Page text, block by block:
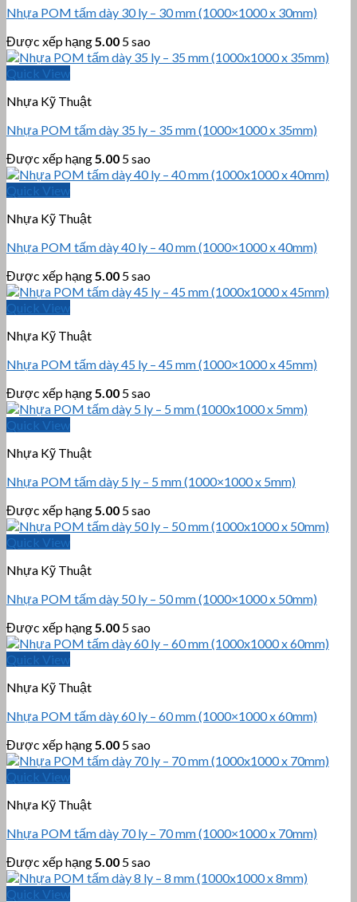
Nhựa POM tấm dày 30 ly – 30 mm (1000×1000 x 30mm)
Được xếp hạng5.00 5 sao
Quick View
Nhựa Kỹ Thuật
Nhựa POM tấm dày 35 ly – 35 mm (1000×1000 x 35mm)
Được xếp hạng5.00 5 sao
Quick View
Nhựa Kỹ Thuật
Nhựa POM tấm dày 40 ly – 40 mm (1000×1000 x 40mm)
Được xếp hạng5.00 5 sao
Quick View
Nhựa Kỹ Thuật
Nhựa POM tấm dày 45 ly – 45 mm (1000×1000 x 45mm)
Được xếp hạng5.00 5 sao
Quick View
Nhựa Kỹ Thuật
Nhựa POM tấm dày 5 ly – 5 mm (1000×1000 x 5mm)
Được xếp hạng5.00 5 sao
Quick View
Nhựa Kỹ Thuật
Nhựa POM tấm dày 50 ly – 50 mm (1000×1000 x 50mm)
Được xếp hạng5.00 5 sao
Quick View
Nhựa Kỹ Thuật
Nhựa POM tấm dày 60 ly – 60 mm (1000×1000 x 60mm)
Được xếp hạng5.00 5 sao
Quick View
Nhựa Kỹ Thuật
Nhựa POM tấm dày 70 ly – 70 mm (1000×1000 x 70mm)
Được xếp hạng5.00 5 sao
Quick View